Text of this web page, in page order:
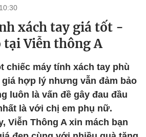
xách tay giá tốt -
tại Viễn thông A
chiếc máy tính xách tay phù
hợp lý nhưng vẫn đảm bảo
luôn là vấn đề gây đau đầu
là với chị em phụ nữ.
Viễn Thông A xin mách bạn